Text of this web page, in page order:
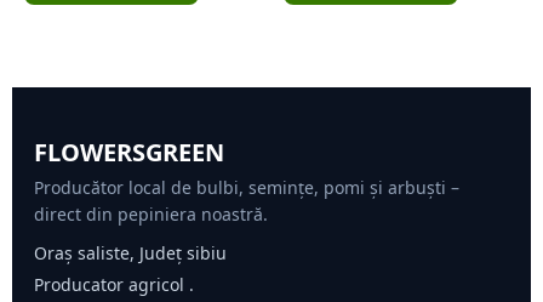
FLOWERSGREEN
Producător local de bulbi, semințe, pomi și arbuști –
direct din pepiniera noastră.
Oraș saliste, Județ sibiu
Producator agricol .